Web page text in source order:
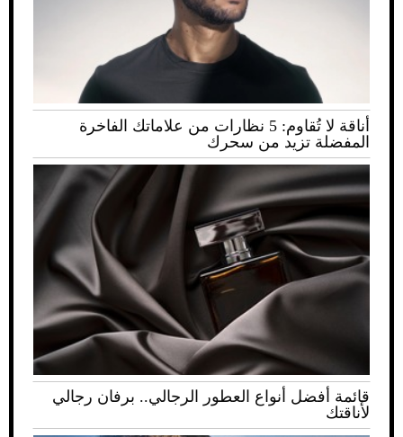
أناقة لا تُقاوم: 5 نظارات من علاماتك الفاخرة
المفضلة تزيد من سحرك
قائمة أفضل أنواع العطور الرجالي.. برفان رجالي
لأناقتك